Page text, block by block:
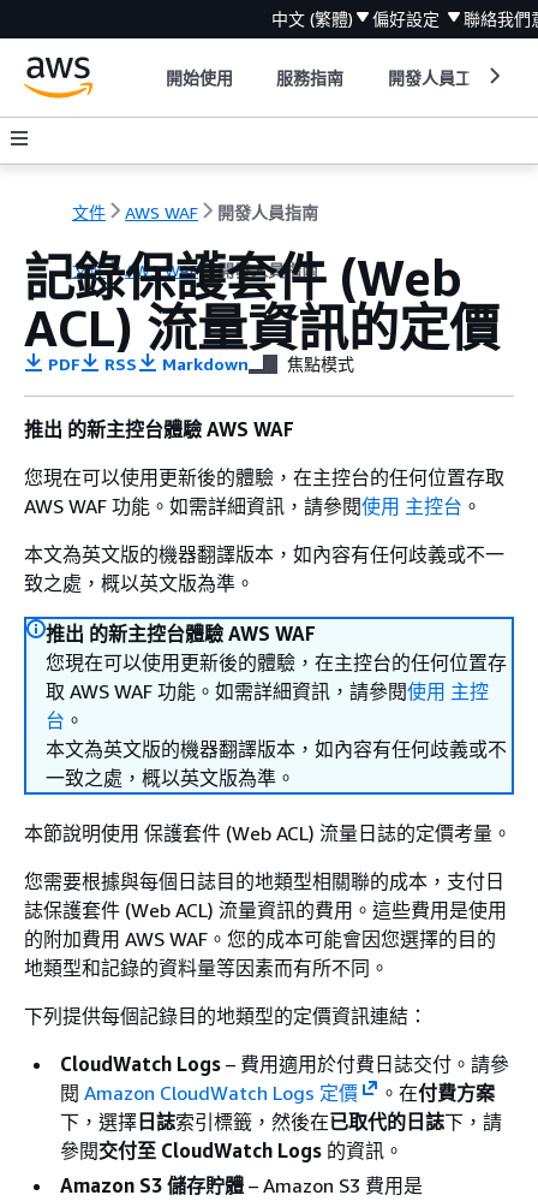
中文 (繁體) 偏好設定 聯絡我們
開始使用 服務指南 開發人員工具
文件 AWS WAF 開發人員指南
文件 AWS WAF 開發人員指南
記錄保護套件 (Web
ACL) 流量資訊的定價
PDF RSS Markdown 焦點模式
推出 的新主控台體驗 AWS WAF
您現在可以使用更新後的體驗，在主控台的任何位置存取
AWS WAF 功能。如需詳細資訊，請參閱使用 主控台 。
本文為英文版的機器翻譯版本，如內容有任何歧義或不一
致之處，概以英文版為準。
推出 的新主控台體驗 AWS WAF
您現在可以使用更新後的體驗，在主控台的任何位置存
取 AWS WAF 功能。如需詳細資訊，請參閱使用 主控
台 。
本文為英文版的機器翻譯版本，如內容有任何歧義或不
一致之處，概以英文版為準。
本節說明使用 保護套件 (Web ACL) 流量日誌的定價考量。
您需要根據與每個日誌目的地類型相關聯的成本，支付日
誌保護套件 (Web ACL) 流量資訊的費用。這些費用是使用
的附加費用 AWS WAF。您的成本可能會因您選擇的目的
地類型和記錄的資料量等因素而有所不同。
下列提供每個記錄目的地類型的定價資訊連結：
CloudWatch Logs – 費用適用於付費日誌交付。請參
閱 Amazon CloudWatch Logs 定價 。在付費方案
下，選擇 日誌索引標籤，然後在已取代的日誌下，請
參閱交付至 CloudWatch Logs 的資訊。
Amazon S3 儲存貯體 – Amazon S3 費用是